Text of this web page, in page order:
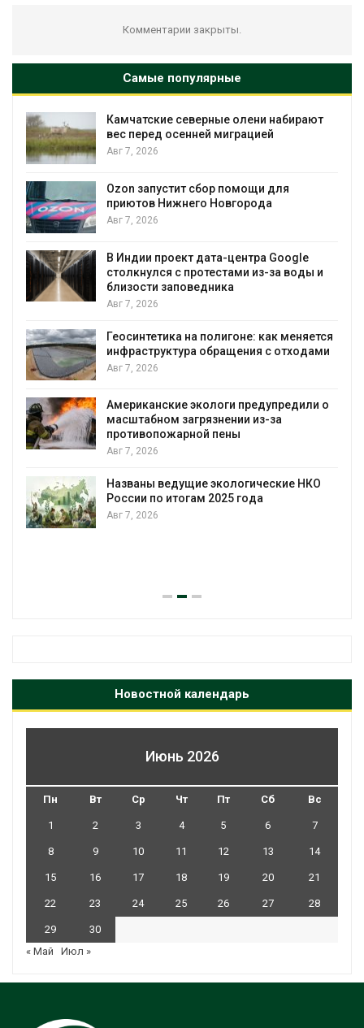
Комментарии закрыты.
Самые популярные
Камчатские северные олени набирают
вес перед осенней миграцией
Авг 7, 2026
Ozon запустит сбор помощи для
приютов Нижнего Новгорода
Авг 7, 2026
В Индии проект дата-центра Google
столкнулся с протестами из-за воды и
близости заповедника
Авг 7, 2026
Геосинтетика на полигоне: как меняется
инфраструктура обращения с отходами
Авг 7, 2026
Американские экологи предупредили о
масштабном загрязнении из-за
противопожарной пены
Авг 7, 2026
Названы ведущие экологические НКО
России по итогам 2025 года
Авг 7, 2026
Новостной календарь
Июнь 2026
Пн Вт Ср Чт Пт Сб Вс
1 2 3 4 5 6 7
8 9 10 11 12 13 14
15 16 17 18 19 20 21
22 23 24 25 26 27 28
29
30
« Май
Июл »